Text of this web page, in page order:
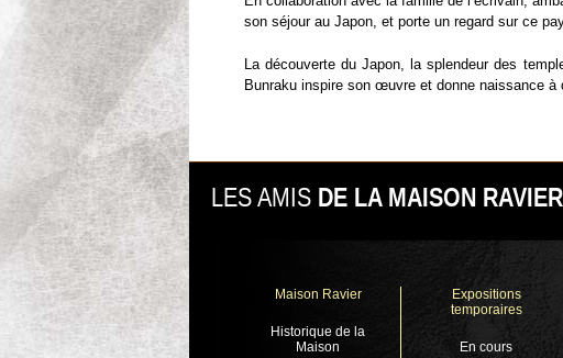
son séjour au Japon, et porte un regard sur ce
La découverte du Japon, la splendeur des
Bunraku inspire son œuvre et donne naissance à
LES AMIS DE LA MAISON RAVIER
Maison Ravier
Historique de la
Maison
Expositions
temporaires
En cours